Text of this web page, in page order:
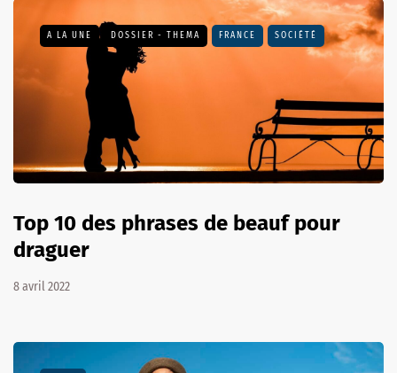
A LA UNE DOSSIER - THEMA FRANCE SOCIÉTÉ
Top 10 des phrases de beauf pour
draguer
8 avril 2022